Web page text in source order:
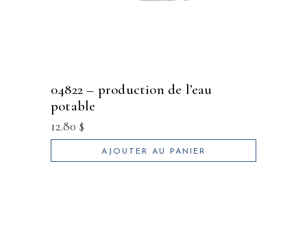
04822 – production de l’eau
potable
12.80 $
AJOUTER AU PANIER